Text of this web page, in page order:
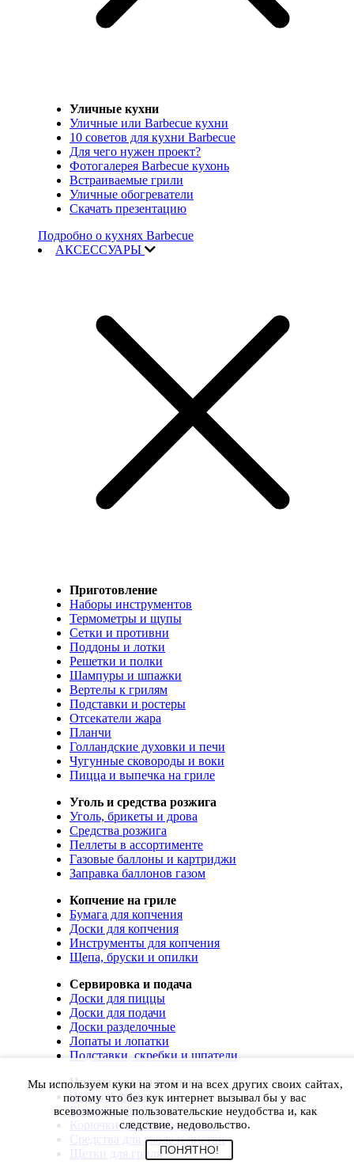
Уличные кухни
Уличные или Barbecue кухни
10 советов для кухни Barbecue
Для чего нужен проект?
Фотогалерея Barbecue кухонь
Встраиваемые грили
Уличные обогреватели
Скачать презентацию
Подробно о кухнях Barbecue
АКСЕССУАРЫ
Приготовление
Наборы инструментов
Термометры и щупы
Сетки и противни
Поддоны и лотки
Решетки и полки
Шампуры и шпажки
Вертелы к грилям
Подставки и ростеры
Отсекатели жара
Планчи
Голландские духовки и печи
Чугунные сковороды и воки
Пицца и выпечка на гриле
Уголь и средства розжига
Уголь, брикеты и дрова
Средства розжига
Пеллеты в ассортименте
Газовые баллоны и картриджи
Заправка баллонов газом
Копчение на гриле
Бумага для копчения
Доски для копчения
Инструменты для копчения
Щепа, бруски и опилки
Сервировка и подача
Доски для пиццы
Доски для подачи
Доски разделочные
Лопаты и лопатки
Подставки, скребки и шпатели
Чистка, уход и хранение
Чехлы и сумки
Коврики для гриля
Корючки для инструментов
Средства для ухода и чистки
Щетки для гриля
Мы используем куки на этом и на всех других своих сайтах,
потому что без кук интернет вызывал бы у вас
всевозможные пользовательские неудобства и, как
следствие, недовольство.
ПОНЯТНО!